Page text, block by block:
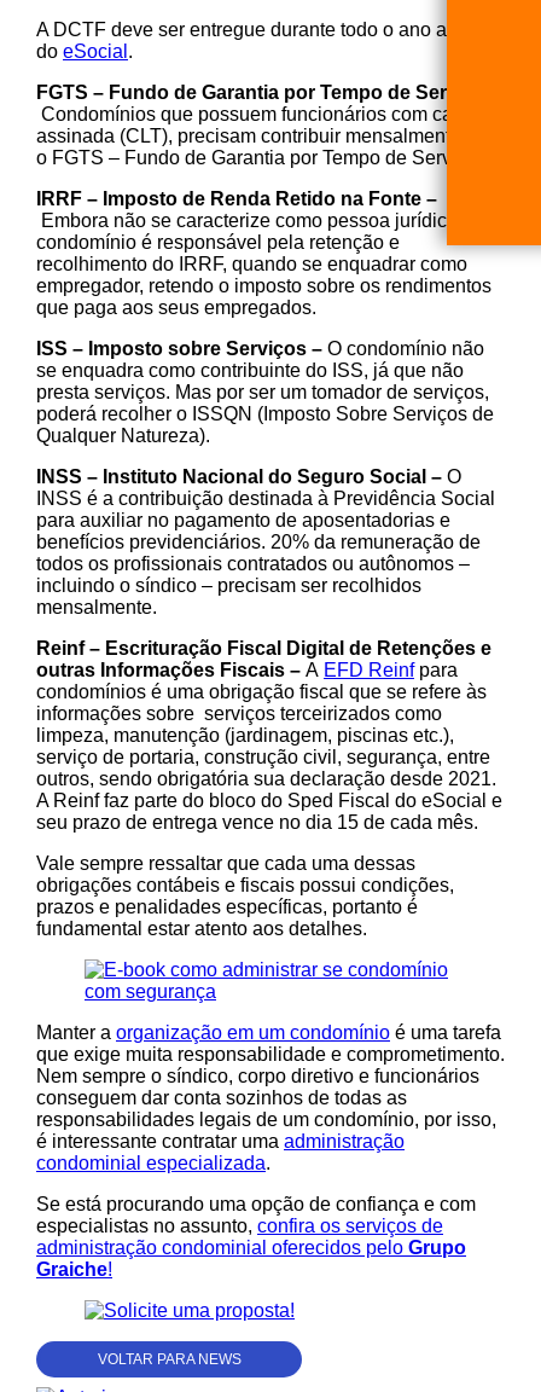
A DCTF deve ser entregue durante todo o ano através
do eSocial .
FGTS – Fundo de Garantia por Tempo de Serviço –
Condomínios que possuem funcionários com carteira
assinada (CLT), precisam contribuir mensalmente para
o FGTS – Fundo de Garantia por Tempo de Serviço.
IRRF – Imposto de Renda Retido na Fonte –
Embora não se caracterize como pessoa jurídica, o
condomínio é responsável pela retenção e
recolhimento do IRRF, quando se enquadrar como
empregador, retendo o imposto sobre os rendimentos
que paga aos seus empregados.
ISS – Imposto sobre Serviços – O condomínio não
se enquadra como contribuinte do ISS, já que não
presta serviços. Mas por ser um tomador de serviços,
poderá recolher o ISSQN (Imposto Sobre Serviços de
Qualquer Natureza).
INSS – Instituto Nacional do Seguro Social – O
INSS é a contribuição destinada à Previdência Social
para auxiliar no pagamento de aposentadorias e
benefícios previdenciários. 20% da remuneração de
todos os profissionais contratados ou autônomos –
incluindo o síndico – precisam ser recolhidos
mensalmente.
Reinf – Escrituração Fiscal Digital de Retenções e
outras Informações Fiscais – A EFD Reinfpara
condomínios é uma obrigação fiscal que se refere às
informações sobre serviços terceirizados como
limpeza, manutenção (jardinagem, piscinas etc.),
serviço de portaria, construção civil, segurança, entre
outros, sendo obrigatória sua declaração desde 2021.
A Reinf faz parte do bloco do Sped Fiscal do eSocial e
seu prazo de entrega vence no dia 15 de cada mês.
Vale sempre ressaltar que cada uma dessas
obrigações contábeis e fiscais possui condições,
prazos e penalidades específicas, portanto é
fundamental estar atento aos detalhes.
Manter a organização em um condomínio é uma tarefa
que exige muita responsabilidade e comprometimento.
Nem sempre o síndico, corpo diretivo e funcionários
conseguem dar conta sozinhos de todas as
responsabilidades legais de um condomínio, por isso,
é interessante contratar uma administração
condominial especializada.
Se está procurando uma opção de confiança e com
especialistas no assunto, confira os serviços de
administração condominial oferecidos pelo Grupo
Graiche!
VOLTAR PARA NEWS